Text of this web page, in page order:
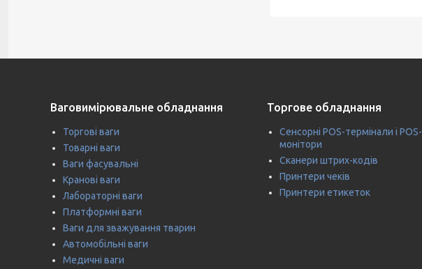
Ваговимірювальне обладнання
Торгові ваги
Товарні ваги
Ваги фасувальні
Кранові ваги
Лабораторні ваги
Платформні ваги
Ваги для зважування тварин
Автомобільні ваги
Медичні ваги
Торгове обладнання
Сенсорні POS-термінали і POS-
монітори
Сканери штрих-кодів
Принтери чеків
Принтери етикеток